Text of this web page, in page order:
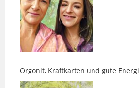
Orgonit, Kraftkarten und gute Energie